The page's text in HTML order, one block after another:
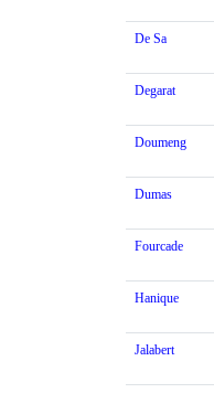
De Sa
Degarat
Doumeng
Dumas
Fourcade
Hanique
Jalabert